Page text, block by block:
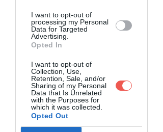
I want to opt-out of
processing my Personal
Data for Targeted
Advertising.
Opted In
I want to opt-out of
Collection, Use,
Retention, Sale, and/or
Sharing of my Personal
Data that Is Unrelated
with the Purposes for
which it was collected.
Opted Out
2
Avance pas à pas,
efficacement
priorise
à suivre